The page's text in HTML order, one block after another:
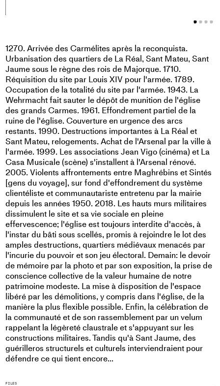
1270. Arrivée des Carmélites après la reconquista.
Urbanisation des quartiers de La Réal, Sant Mateu, Sant
Jaume sous le règne des rois de Majorque. 1710.
Réquisition du site par Louis XIV pour l'armée. 1789.
Occupation de la totalité du site par l'armée. 1943. La
Wehrmacht fait sauter le dépôt de munition de l'église
des grands Carmes. 1961. Effondrement partiel de la
ruine de l'église. Couverture en urgence des arcs
restants. 1990. Destructions importantes à La Réal et
Sant Mateu, relogements. Achat de l'Arsenal par la ville à
l'armée. 1999. Les associations Jean Vigo (cinéma) et La
Casa Musicale (scène) s'installent à l'Arsenal rénové.
2005. Violents affrontements entre Maghrébins et Sintés
[gens du voyage], sur fond d'effondrement du système
clientéliste et communautariste entretenu par la mairie
depuis les années 1950. 2018. Les hauts murs militaires
dissimulent le site et sa vie sociale en pleine
effervescence; l'église est toujours interdite d'accès, à
l'instar du bâti sous scellés, promis à rejoindre le lot des
amples destructions, quartiers médiévaux menacés par
l'incurie du pouvoir et son jeu électoral. Demain: le devoir
de mémoire par la photo et par son exposition, la prise de
conscience collective de la valeur humaine de notre
patrimoine modeste. La mise à disposition de l'espace
libéré par les démolitions, y compris dans l'église, de la
manière la plus flexible possible. Enfin, la célébration de
la communauté et de son rassemblement par un velum
rappelant la légèreté claustrale et s'appuyant sur les
constructions militaires. Tandis qu'à Sant Jaume, des
guérilleros structurels et culturels interviendraient pour
défendre ce qui tient encore...
FILES